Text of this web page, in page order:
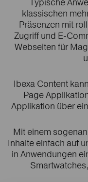
Typische
klassischen
Präsenzen mit
Zugriff und E-
Webseiten für
Ibexa Content
Page
Applikation über
Mit einem
Inhalte einfach auf
in Anwendungen